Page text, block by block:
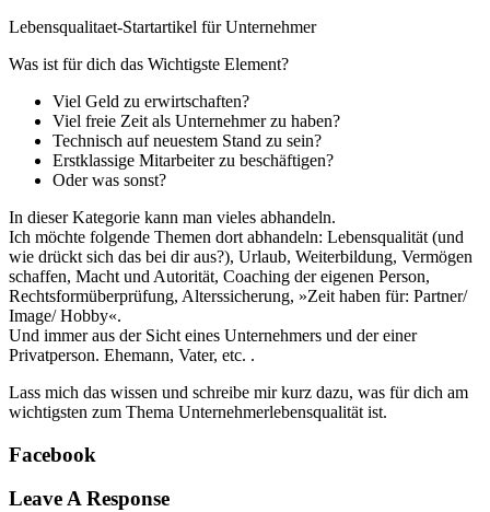
Lebensqualitaet-Startartikel für Unternehmer
Was ist für dich das Wichtigste Element?
Viel Geld zu erwirtschaften?
Viel freie Zeit als Unternehmer zu haben?
Technisch auf neuestem Stand zu sein?
Erstklassige Mitarbeiter zu beschäftigen?
Oder was sonst?
In dieser Kategorie kann man vieles abhandeln.
Ich möchte folgende Themen dort abhandeln: Lebensqualität (und
wie drückt sich das bei dir aus?), Urlaub, Weiterbildung, Vermögen
schaffen, Macht und Autorität, Coaching der eigenen Person,
Rechtsformüberprüfung, Alterssicherung, »Zeit haben für: Partner/
Image/ Hobby«.
Und immer aus der Sicht eines Unternehmers und der einer
Privatperson. Ehemann, Vater, etc. .
Lass mich das wissen und schreibe mir kurz dazu, was für dich am
wichtigsten zum Thema Unternehmerlebensqualität ist.
Facebook
Leave A Response